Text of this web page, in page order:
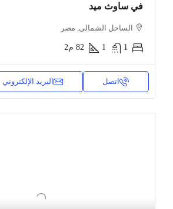
في ساوث ميد
الساحل الشمالي, مصر
1
1
82 م2
اتصل البريد الإلكتروني